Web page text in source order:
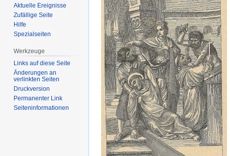
Aktuelle Ereignisse
Zufällige Seite
Hilfe
Spezialseiten
Werkzeuge
Links auf diese Seite
Änderungen an
verlinkten Seiten
Druckversion
Permanenter Link
Seiten­­informationen